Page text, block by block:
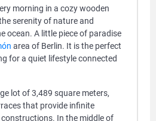
morning in a cozy wooden
serenity of nature and
ocean. A little piece of paradise
area of ​​Berlin. It is the perfect
for a quiet lifestyle connected
lot of 3,489 square meters,
that provide infinite
In the middle of